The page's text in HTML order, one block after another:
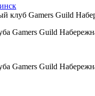
клуб Gamers Guild